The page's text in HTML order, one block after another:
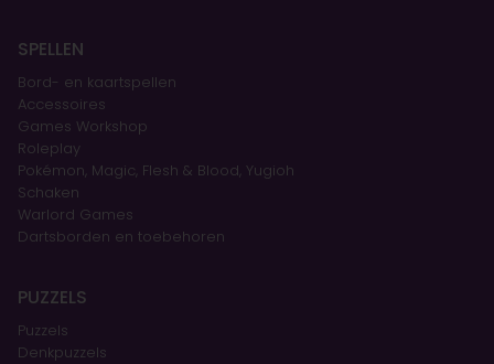
SPELLEN
Bord- en kaartspellen
Accessoires
Games Workshop
Roleplay
Pokémon, Magic, Flesh & Blood, Yugioh
Schaken
Warlord Games
Dartsborden en toebehoren
PUZZELS
Puzzels
Denkpuzzels